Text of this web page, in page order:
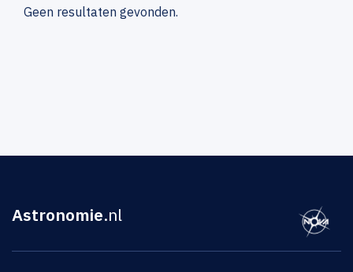
Geen resultaten gevonden.
Astronomie.nl